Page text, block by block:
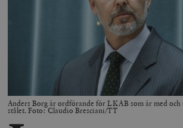
Anders Borg är ordförande för LKAB som är med och
stålet. Foto: Claudio Bresciani/TT